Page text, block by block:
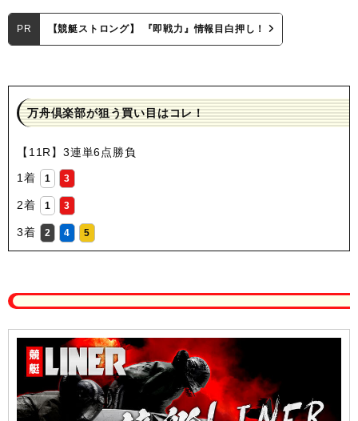
PR 【競艇ストロング】 『即戦力』情報目白押し！
万舟倶楽部が狙う買い目はコレ！
【11R】3連単6点勝負
1着
1 3
2着 1 3
3着 2 4 5